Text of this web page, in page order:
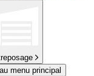
menu principal